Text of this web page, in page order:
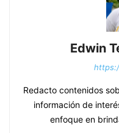
Edwin
Redacto contenidos
información de
enfoque en